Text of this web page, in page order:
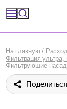
Оборудование,
Расходные
На главную /
Фильтрация
Фильтрующие
Поделиться